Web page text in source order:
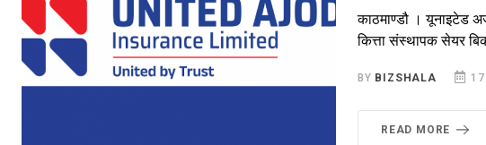
काठमाण्डौ । यूनाइटेड
कित्ता संस्थापक सेयर
BY BIZSHALA 17
READ MORE